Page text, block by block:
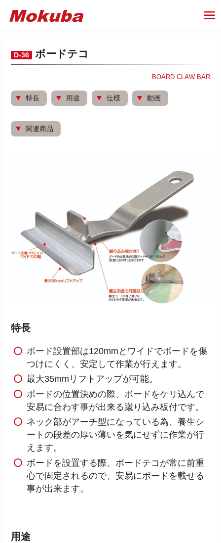
D-36 ボードテコ
BOARD CLAW BAR
特長 用途 仕様 動画
関連商品
特長
ボード設置部は120mmとワイドでボードを傷
つけにくく、安定して作業が行えます。
最大35mmリフトアップが可能。
ボードの位置決めの際、ボードをケリ込んで
安易に合わす事が出来る蹴り込み板付です。
ネック部がアーチ型になっている為、養生シ
ートの段差の厚い薄いを気にせずに作業が行
えます。
ボードを設置する際、ボードテコが常に前重
心で固定されるので、安易にボードを載せる
事が出来ます。
用途